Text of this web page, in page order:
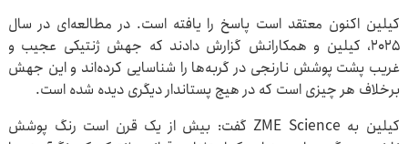
کیلین اکنون معتقد است پاسخ را یافته است. در مطالعه‌ای در سال
۲۰۲۵، کیلین و همکارانش گزارش دادند که جهش ژنتیکی عجیب و
غریب پشت پوشش نارنجی در گربه‌ها را شناسایی کرده‌اند و این جهش
برخلاف هر چیزی است که در هیچ پستاندار دیگری دیده شده است.
کیلین به ZME Science گفت: بیش از یک قرن است رنگ پوشش